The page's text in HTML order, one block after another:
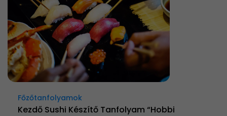
Főzőtanfolyamok
Kezdő Sushi Készítő Tanfolyam “Hobbi